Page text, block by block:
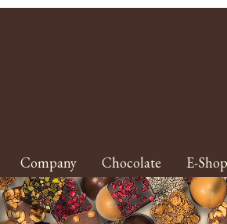
Company Chocolate E-Shop